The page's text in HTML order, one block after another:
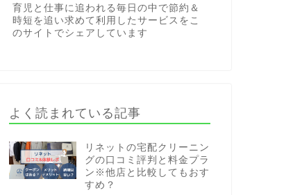
育児と仕事に追われる毎日の中で節約＆
時短を追い求めて利用したサービスをこ
のサイトでシェアしています
よく読まれている記事
リネットの宅配クリーニン
グの口コミ評判と料金プラ
ン※他店と比較してもおす
すめ？